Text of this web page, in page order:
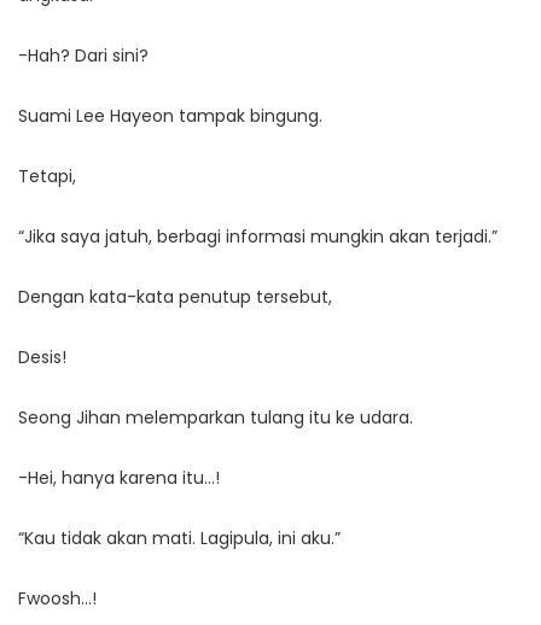
-Hah? Dari sini?
Suami Lee Hayeon tampak bingung.
Tetapi,
“Jika saya jatuh, berbagi informasi mungkin akan terjadi.”
Dengan kata-kata penutup tersebut,
Desis!
Seong Jihan melemparkan tulang itu ke udara.
-Hei, hanya karena itu…!
“Kau tidak akan mati. Lagipula, ini aku.”
Fwoosh…!